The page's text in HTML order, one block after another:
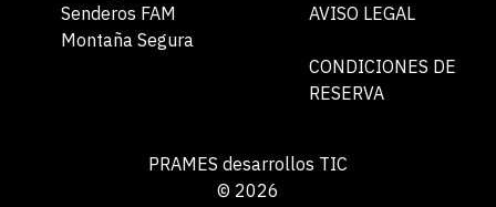
Senderos FAM
Montaña Segura
AVISO LEGAL
CONDICIONES DE
RESERVA
PRAMES desarrollos TIC
© 2026